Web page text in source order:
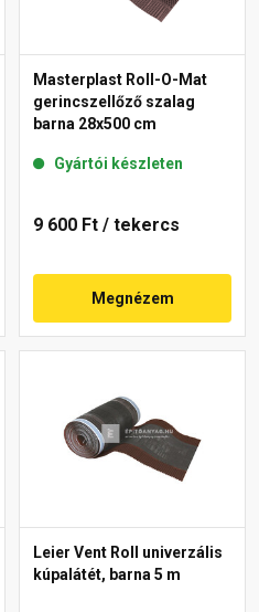
Masterplast Roll-O-Mat
gerincszellőző szalag
barna 28x500 cm
Gyártói készleten
9 600 Ft / tekercs
Megnézem
Leier Vent Roll univerzális
kúpalátét, barna 5 m